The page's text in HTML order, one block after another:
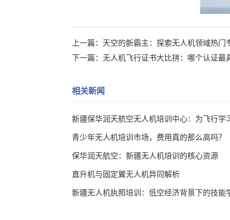
上一篇： 天空的新霸主：探索无人机领域热门
下一篇： 无人机飞行证书大比拼：哪个认证最
相关新闻
青少年无人机培训市场，费用真的那么高吗？
保华润天航空：新疆无人机培训的核心资源
直升机与固定翼无人机异同解析
新疆无人机执照培训：低空经济背景下的技能